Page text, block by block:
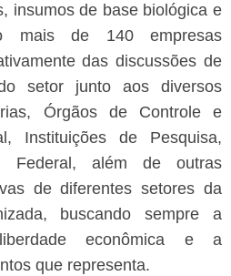
insumos de base biológica e
mais de 140 empresas
das discussões de
setor junto aos diversos
Órgãos de Controle e
Instituições de Pesquisa,
Federal, além de outras
de diferentes setores da
buscando sempre a
econômica e a
que representa.